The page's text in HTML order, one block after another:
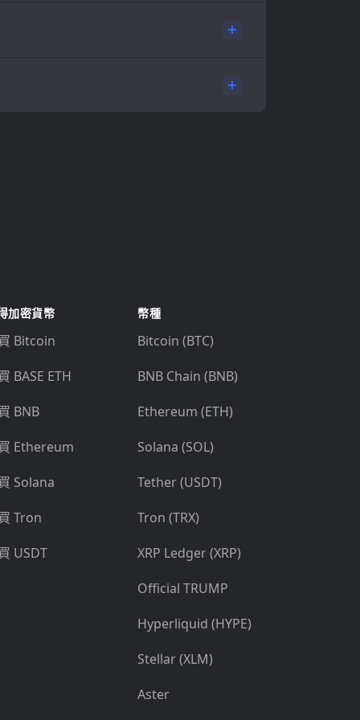
加密貨幣
Bitcoin
BASE ETH
BNB
Ethereum
Solana
Tron
USDT
幣種
Bitcoin (BTC)
BNB Chain (BNB)
Ethereum (ETH)
Solana (SOL)
Tether (USDT)
Tron (TRX)
XRP Ledger (XRP)
Official TRUMP
Hyperliquid (HYPE)
Stellar (XLM)
Aster